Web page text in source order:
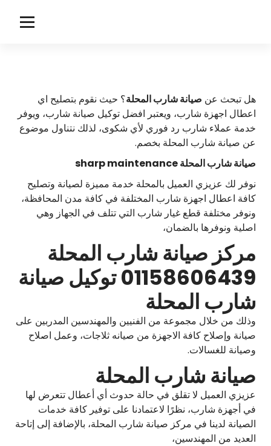
r
p
مركز صيانة شارب
هل تبحث عن صيانة شارب المحلة؟ حيث نقوم بتصليح اي
اعطال اجهزة شارب، ويعتبر افضل توكيل صيانة شارب، ويوفر
خدمة عملاء شارب رد فوري لأي شكوى، لذلك نتناول موضوع
عن صيانة شارب المحلة بخصم.
صيانة شارب المحلة sharp maintenance
نوفر لك عزيزي العميل بالمحلة خدمة مميزة لصيانة وتصليح
كافة اعطال اجهزة شارب المختلفة في كافة مدن المحافظة،
ونوفر مختلفة قطع غيار شارب التي تتلف في الجهاز وهي
اصلية ونوفرها بالضمان،
مركز صيانة شارب المحلة
01158606439 توكيل صيانة
شارب المحلة
وذلك من خلال مجموعة من الفنيين والمهندسين المدربين على
صيانة وإصلاح كافة الاجهزة من صيانه ثلاجات، وعمل اصلاح
وصيانة للغسالات.
صيانة شارب المحلة
عزيزي العميل لا تقلق في حالة حدوث أي أعطال تتعرض لها
في أجهزة شارب، نظرًا لاعتمادنا على توفير كافة خدمات
الصيانة لدينا في مركز صيانة شارب المحلة، بالإضافة إلى إتاحة
العديد من المهندسين،